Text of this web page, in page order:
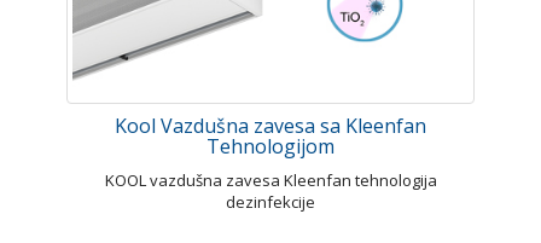
Kool Vazdušna zavesa sa Kleenfan
Tehnologijom
KOOL vazdušna zavesa Kleenfan tehnologija
dezinfekcije